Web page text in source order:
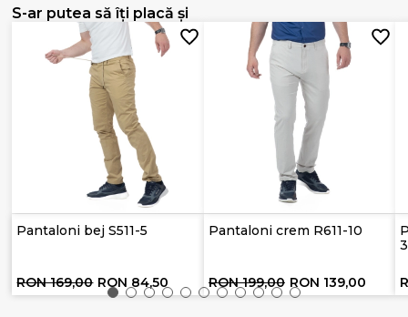
S-ar putea să îți placă și
Pantaloni bej S511-5
RON 169,00 RON 84,50
Pantaloni crem R611-10
RON 199,00 RON 139,00
3